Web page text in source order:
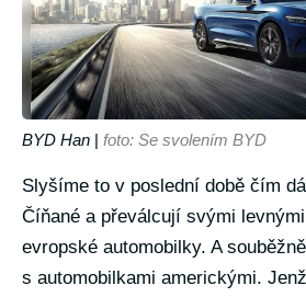
BYD Han | foto: Se svolením BYD
Slyšíme to v poslední době čím
Číňané a převálcují svými
evropské automobilky. A
s automobilkami americkými.